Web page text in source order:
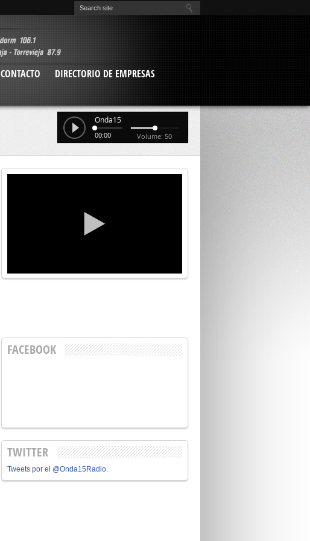
CONTACTO
DIRECTORIO DE EMPRESAS
Onda15
00:00 Volume: 50
FACEBOOK
TWITTER
Tweets por el @Onda15Radio.